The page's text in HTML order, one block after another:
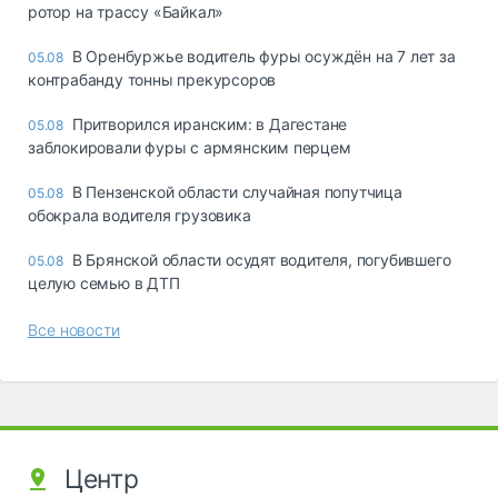
ротор на трассу «Байкал»
05.08 В Оренбуржье водитель фуры осуждён на 7 лет за
контрабанду тонны прекурсоров
05.08 Притворился иранским: в Дагестане
заблокировали фуры с армянским перцем
05.08 В Пензенской области случайная попутчица
обокрала водителя грузовика
05.08 В Брянской области осудят водителя, погубившего
целую семью в ДТП
Все новости
Центр